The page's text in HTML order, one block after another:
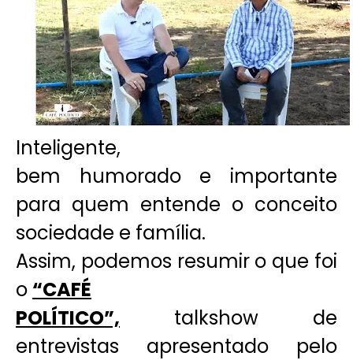
Inteligente,
bem humorado e importante
para quem entende o conceito
sociedade e família.
Assim, podemos resumir o que foi
o “CAFÉ
POLÍTICO”, talkshow de
entrevistas apresentado pelo